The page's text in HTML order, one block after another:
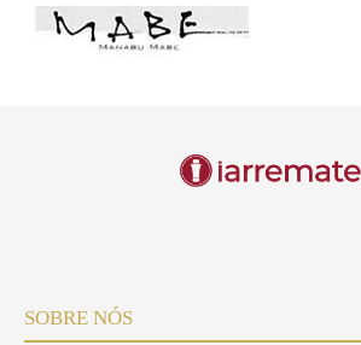
SOBRE NÓS